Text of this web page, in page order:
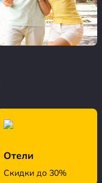
Отели
Скидки до 30%